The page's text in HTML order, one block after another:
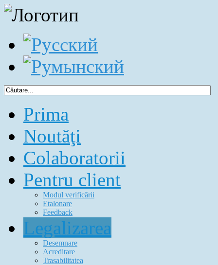
Prima
Noutăţi
Colaboratorii
Pentru client
Modul verificării
Etalonare
Feedback
Legalizarea
Desemnare
Acreditare
Trasabilitatea